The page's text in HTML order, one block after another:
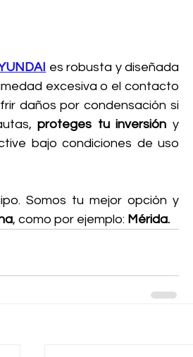
es robusta y diseñada
excesiva o el contacto
daños por condensación si
proteges tu inversión y
bajo condiciones de uso
Somos tu mejor opción y
, como por ejemplo: Mérida.